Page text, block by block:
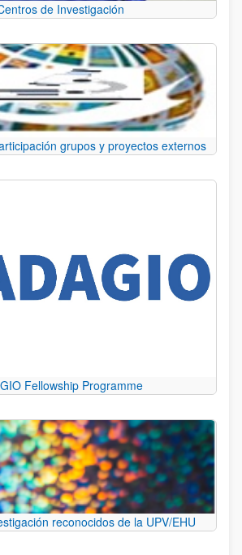
de Investigación
grupos y proyectos externos
Fellowship Programme
reconocidos de la UPV/EHU